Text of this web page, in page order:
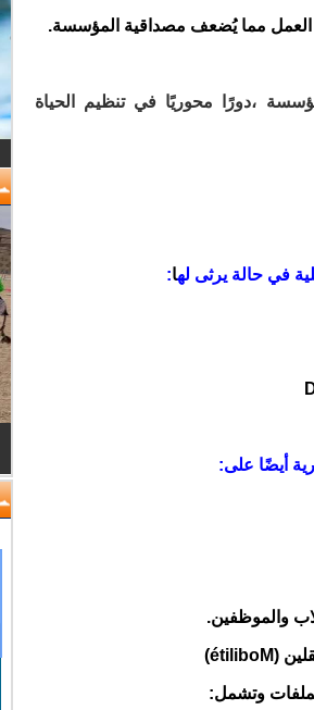
مما يُضعف مصداقية المؤسسة.
،دورًا محوريًا في تنظيم الحياة
في حالة يرثى لها:
أيضًا على:
والموظفين.
(étiliboM)
وتشمل: